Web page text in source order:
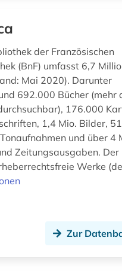
der Französischen
(BnF) umfasst 6,7
Mai 2020). Darunter
692.000 Bücher (mehr
176.000
1,4 Mio. Bilder,
und über 4
Zeitungsausgaben. Der
Werke
Zur